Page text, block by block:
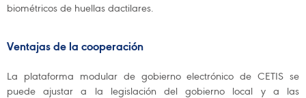
biométricos de huellas dactilares.
Ventajas de la cooperación
La plataforma modular de gobierno electrónico de CETIS se
puede ajustar a la legislación del gobierno local y a las